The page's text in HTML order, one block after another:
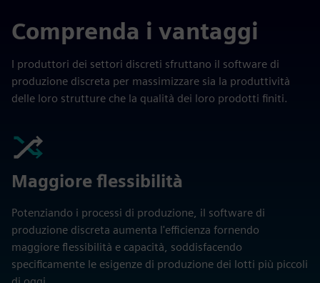
Comprenda i vantaggi
I produttori dei settori discreti sfruttano il software di
produzione discreta per massimizzare sia la produttività
delle loro strutture che la qualità dei loro prodotti finiti.
Maggiore flessibilità
Potenziando i processi di produzione, il software di
produzione discreta aumenta l'efficienza fornendo
maggiore flessibilità e capacità, soddisfacendo
specificamente le esigenze di produzione dei lotti più piccoli